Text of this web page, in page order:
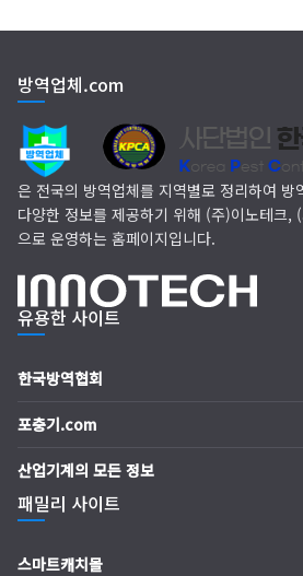
(주)다잘방역
방역업체.com
은 전국의 방역업체를 지역별로 정리하여 방
다양한 정보를 제공하기 위해 (주)이노테크,
으로 운영하는 홈페이지입니다.
유용한 사이트
한국방역협회
포충기.com
산업기계의 모든 정보
패밀리 사이트
스마트캐치몰